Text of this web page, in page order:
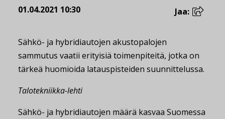
01.04.2021 10:30 Jaa:
Sähkö- ja hybridiautojen akustopalojen
sammutus vaatii erityisiä toimenpiteitä, jotka on
tärkeä huomioida latauspisteiden suunnittelussa.
Talotekniikka-lehti
Sähkö- ja hybridiautojen määrä kasvaa Suomessa